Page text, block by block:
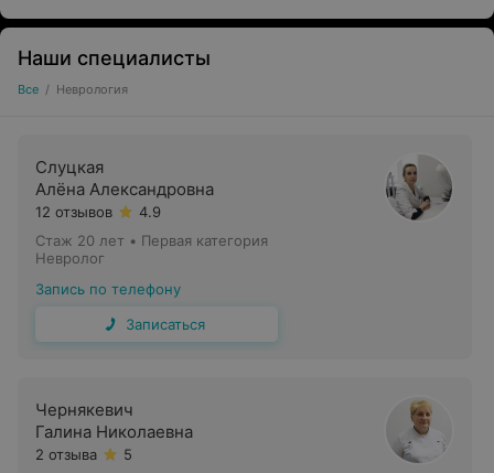
Наши специалисты
Все / Неврология
Слуцкая
Алёна Александровна
12 отзывов
4.9
Стаж 20 лет • Первая категория
Невролог
Запись по телефону
Записаться
Чернякевич
Галина Николаевна
2 отзыва 5